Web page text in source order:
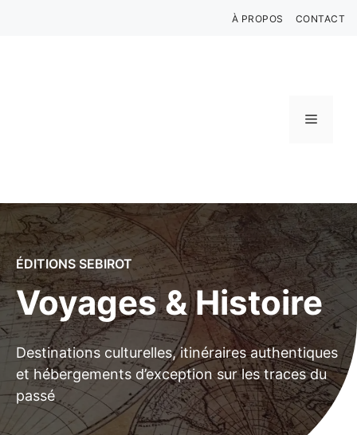
À PROPOS CONTACT
Menu
ÉDITIONS SEBIROT
Voyages & Histoire
Destinations culturelles, itinéraires authentiques
et hébergements d’exception sur les traces du
passé